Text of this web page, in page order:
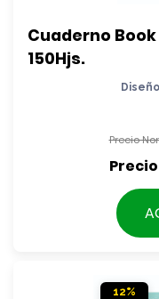
Cuaderno
150Hjs.
12%